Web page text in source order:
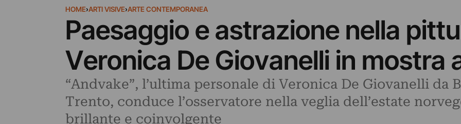
HOME›ARTI VISIVE›ARTE CONTEMPORANEA
Paesaggio e astrazione nella
Veronica De Giovanelli in mostra
“Andvake”, l’ultima personale di Veronica De Giovanelli da
Trento, conduce l’osservatore nella veglia dell’estate
brillante e coinvolgente